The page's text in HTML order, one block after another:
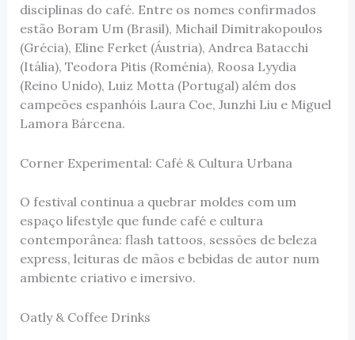
disciplinas do café. Entre os nomes confirmados
estão Boram Um (Brasil), Michail Dimitrakopoulos
(Grécia), Eline Ferket (Áustria), Andrea Batacchi
(Itália), Teodora Pitis (Roménia), Roosa Lyydia
(Reino Unido), Luiz Motta (Portugal) além dos
campeões espanhóis Laura Coe, Junzhi Liu e Miguel
Lamora Bárcena.
Corner Experimental: Café & Cultura Urbana
O festival continua a quebrar moldes com um
espaço lifestyle que funde café e cultura
contemporânea: flash tattoos, sessões de beleza
express, leituras de mãos e bebidas de autor num
ambiente criativo e imersivo.
Oatly & Coffee Drinks